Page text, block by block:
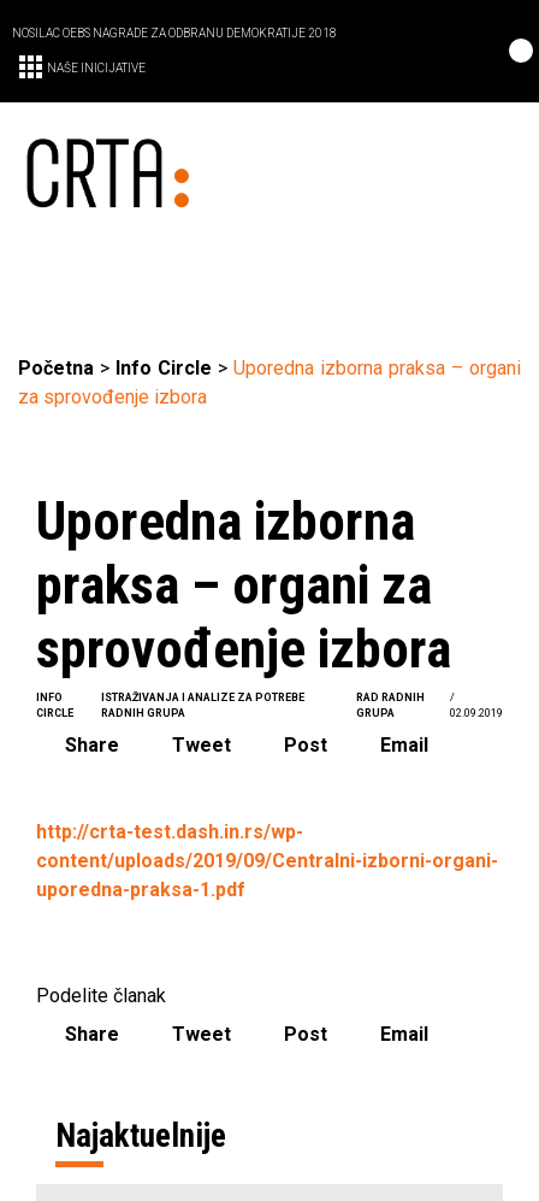
NOSILAC OEBS NAGRADE ZA ODBRANU DEMOKRATIJE 2018
NAŠE INICIJATIVE
Početna > Info Circle > Uporedna izborna praksa – organi
za sprovođenje izbora
Uporedna izborna
praksa – organi za
sprovođenje izbora
INFO
CIRCLE
ISTRAŽIVANJA I ANALIZE ZA POTREBE
RADNIH GRUPA
RAD RADNIH
GRUPA
/
02.09.2019
Share Tweet Post Email
http://crta-test.dash.in.rs/wp-
content/uploads/2019/09/Centralni-izborni-organi-
uporedna-praksa-1.pdf
Podelite članak
Share
Tweet Post Email
Najaktuelnije